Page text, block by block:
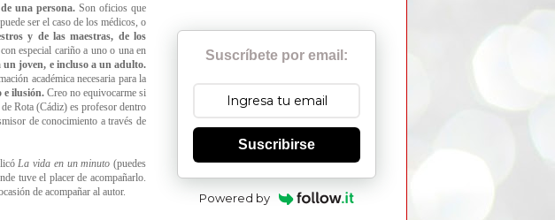
de una persona.Son oficios que
ser el caso de los médicos, o
y de las maestras, de los
especial cariño a uno o una en
un joven, e incluso a un adulto.
académica necesaria para la
e ilusión.Creo no equivocarme si
Rota (Cádiz) es profesor dentro
de conocimiento a través de
La vida en un minuto (puedes
tuve el placer de acompañarlo.
de acompañar al autor.
Suscríbete por email:
Suscribirse
Powered by